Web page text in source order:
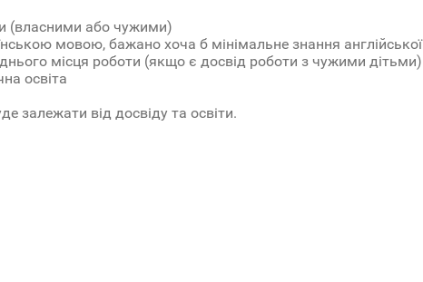
(власними або чужими)
мовою, бажано хоча б мінімальне знання англійської
місця роботи (якщо є досвід роботи з чужими дітьми)
освіта
залежати від досвіду та освіти.